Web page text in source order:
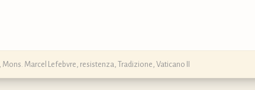
Mons. Marcel Lefebvre resistenza Tradizione Vaticano II